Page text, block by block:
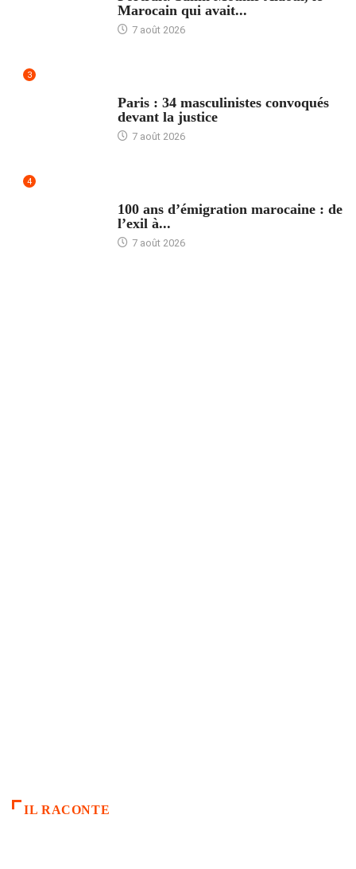
Marocain qui avait...
7 août 2026
3
Paris : 34 masculinistes convoqués
devant la justice
7 août 2026
4
100 ans d’émigration marocaine : de
l’exil à...
7 août 2026
IL RACONTE